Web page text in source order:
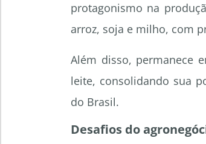
protagonismo na
arroz, soja e milho, com
Além disso, permanece
leite, consolidando sua
do Brasil.
Desafios do